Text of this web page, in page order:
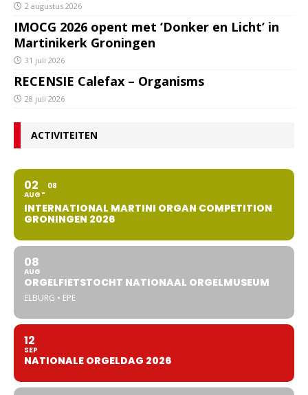
2 augustus 2026
IMOCG 2026 opent met ‘Donker en Licht’ in
Martinikerk Groningen
31 juli 2026
RECENSIE Calefax – Organisms
28 juli 2026
ACTIVITEITEN
02
AUG
08
INTERNATIONAL MARTINI ORGAN COMPETITION
GRONINGEN 2026
08
AUG
ORGELFIETSTOCHT NATIONAAL ORGELMUSEUM
ELBURG • EPE
12
SEP
NATIONALE ORGELDAG 2026